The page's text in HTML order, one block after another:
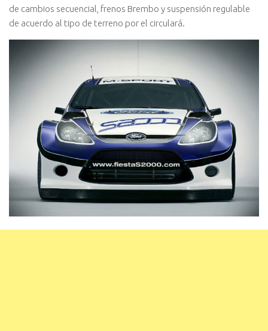
de cambios secuencial, frenos Brembo y suspensión regulable
de acuerdo al tipo de terreno por el circulará.